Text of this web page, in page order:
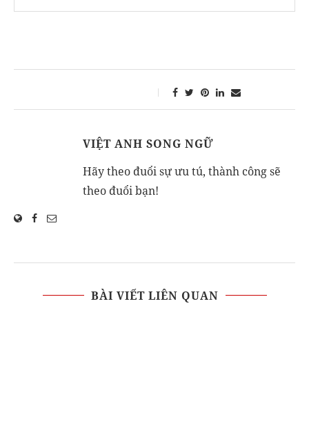
VIỆT ANH SONG NGỮ
Hãy theo đuổi sự ưu tú, thành công sẽ
theo đuổi bạn!
BÀI VIẾT LIÊN QUAN